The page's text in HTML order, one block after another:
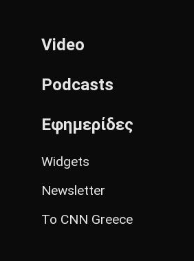
Video
Podcasts
Εφημερίδες
Widgets
Newsletter
Το CNN Greece